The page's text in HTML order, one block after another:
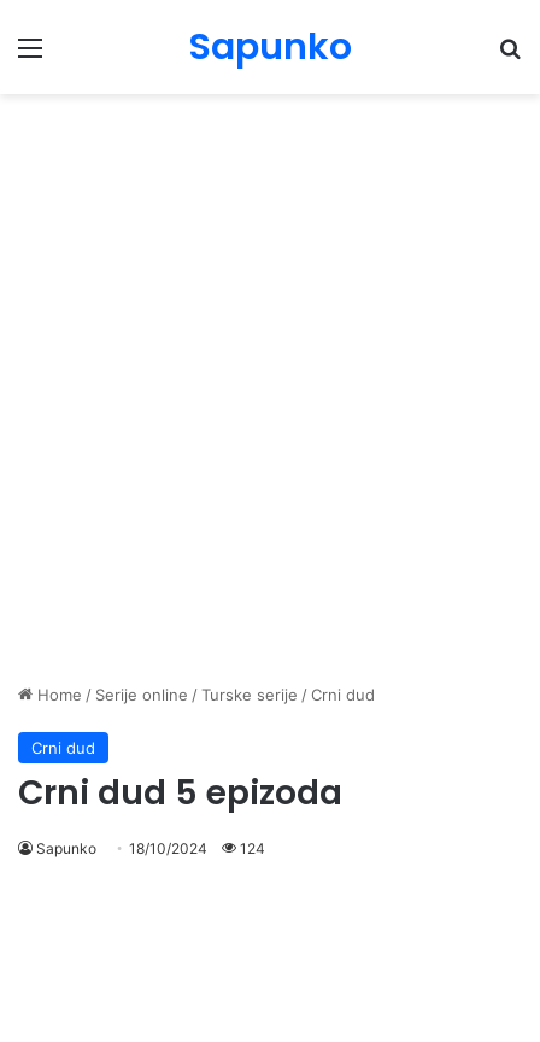
Menu Sapunko
Home / Serije online /Turske serije /Crni dud
Crni dud
Crni dud 5 epizoda
Sapunko 18/10/2024 124